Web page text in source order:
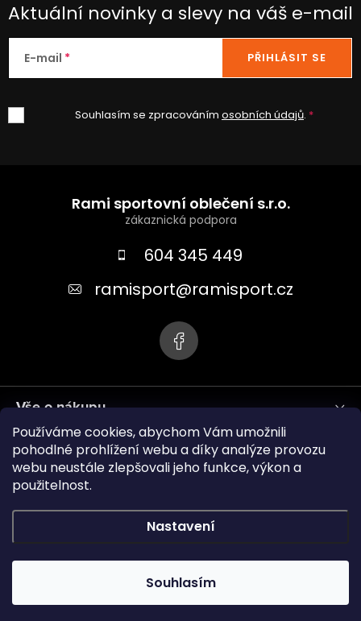
Používáme cookies, abychom Vám umožnili
pohodlné prohlížení webu a díky analýze provozu
webu neustále zlepšovali jeho funkce, výkon a
použitelnost.
Nastavení
Souhlasím
Aktuální novinky a slevy na váš e-mail
E-mail
Souhlasím se zpracováním osobních údajů.
PŘIHLÁSIT SE
Rami sportovní oblečení s.r.o.
604 345 449
ramisport@ramisport.cz
Vše o nákupu
Informace pro vás
Copyright 2026RAMISPORT. Všechna práva vyhrazena.